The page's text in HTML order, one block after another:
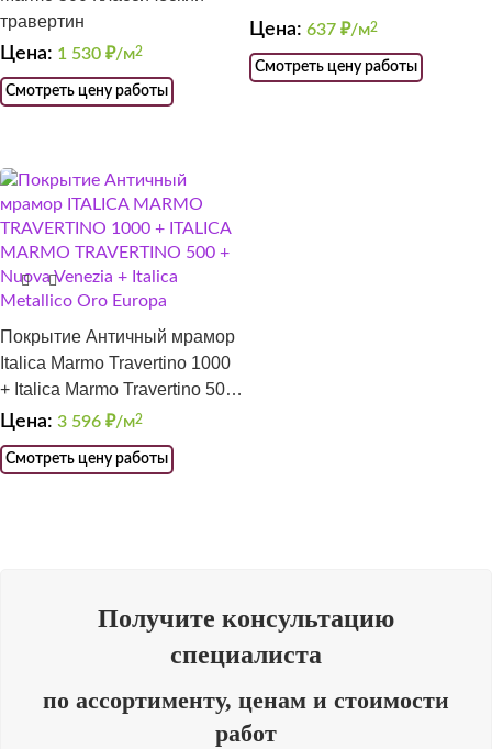
травертин
Цена: 1 530 ₽/м2
Смотреть цену работы
Цена: 637 ₽/м2
Смотреть цену работы
Покрытие Античный мрамор
Italica Marmo Travertino 1000
+ Italica Marmo Travertino 500
+ Nuova Venezia + Italica
Metallico Oro Europa
Цена: 3 596 ₽/м2
Смотреть цену работы
Получите консультацию
специалиста
по ассортименту, ценам и стоимости
работ